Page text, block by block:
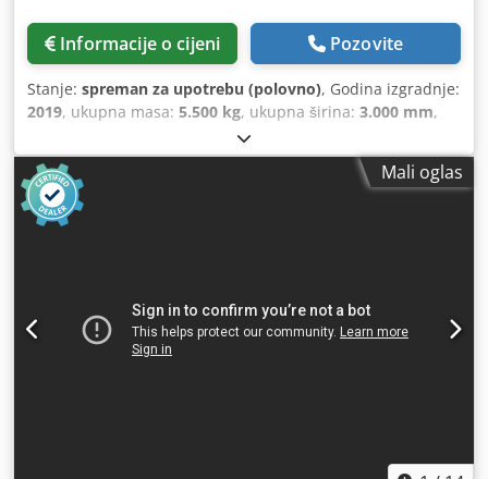
Informacije o cijeni Pozovite
Stanje: spreman za upotrebu (polovno), Godina izgradnje:
2019, ukupna masa: 5.500 kg, ukupna širina: 3.000 mm,
, udaljenost hoda X-osi:
mm, Y osi hod:2.000 mm, duljina proizvoda (maks.):6.000
mm, broj osovina: Mali oglas